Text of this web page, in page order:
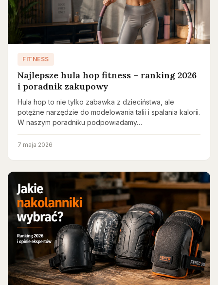
FITNESS
Najlepsze hula hop fitness – ranking 2026
i poradnik zakupowy
Hula hop to nie tylko zabawka z dzieciństwa, ale
potężne narzędzie do modelowania talii i spalania kalorii.
W naszym poradniku podpowiadamy…
7 maja 2026